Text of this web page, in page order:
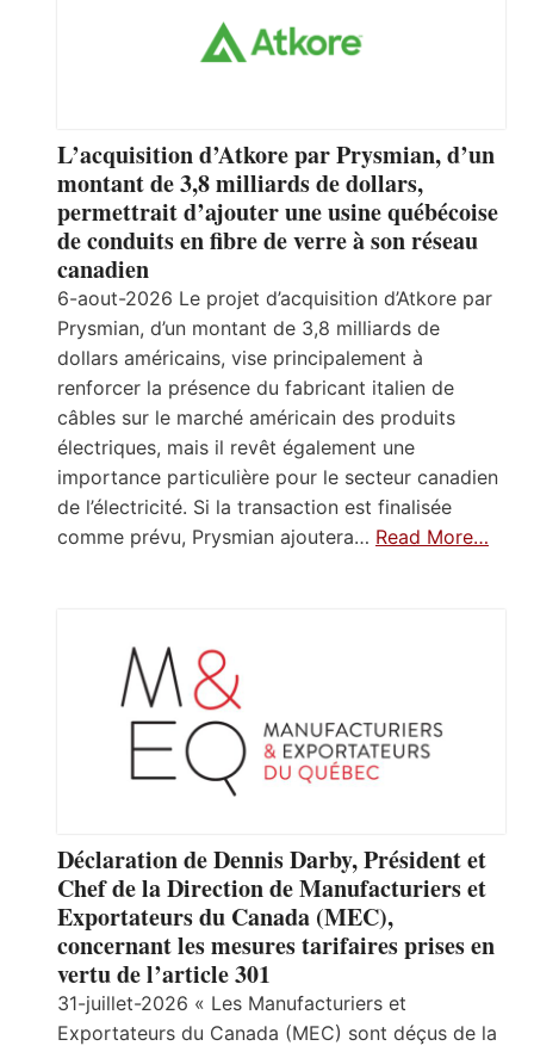
L’acquisition d’Atkore par Prysmian, d’un
montant de 3,8 milliards de dollars,
permettrait d’ajouter une usine québécoise
de conduits en fibre de verre à son réseau
canadien
6-aout-2026 Le projet d’acquisition d’Atkore par
Prysmian, d’un montant de 3,8 milliards de
dollars américains, vise principalement à
renforcer la présence du fabricant italien de
câbles sur le marché américain des produits
électriques, mais il revêt également une
importance particulière pour le secteur canadien
de l’électricité. Si la transaction est finalisée
comme prévu, Prysmian ajoutera… Read More…
Déclaration de Dennis Darby, Président et
Chef de la Direction de Manufacturiers et
Exportateurs du Canada (MEC),
concernant les mesures tarifaires prises en
vertu de l’article 301
31-juillet-2026 « Les Manufacturiers et
Exportateurs du Canada (MEC) sont déçus de la